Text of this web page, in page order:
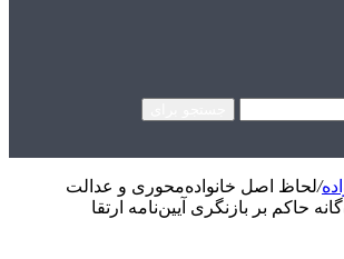
/لحاظ اصل خانواده‌محوری و عدالت
حاکم بر بازنگری آیین‌نامه ارتقا